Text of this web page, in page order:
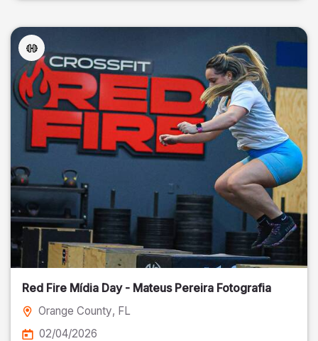
Red Fire Mídia Day - Mateus Pereira Fotografia
Orange County, FL
02/04/2026